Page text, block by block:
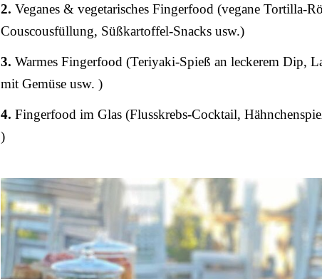
2. Veganes & vegetarisches Fingerfood (vegane Tortilla-
Couscousfüllung, Süßkartoffel-Snacks usw.)
3. Warmes Fingerfood (Teriyaki-Spieß an leckerem Dip,
mit Gemüse usw. )
4. Fingerfood im Glas (Flusskrebs-Cocktail,
)